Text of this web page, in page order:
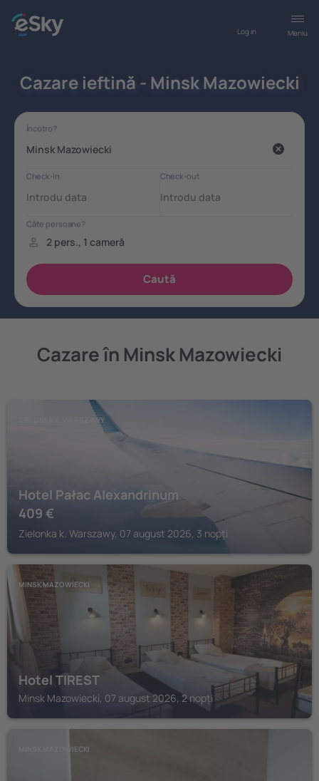
Meniu
Log in
Cazare ieftină - Minsk Mazowiecki
Cazare în Minsk Mazowiecki
ZIELONKA K. WARSZAWY
Hotel Pałac Alexandrinum
409 €
Zielonka k. Warszawy, 07 august 2026, 3 nopți
MINSK MAZOWIECKI
Hotel TIREST
Minsk Mazowiecki, 07 august 2026, 2 nopți
MINSK MAZOWIECKI